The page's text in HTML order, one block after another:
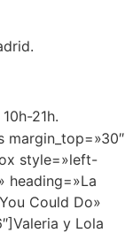
21h.
margin_top=»30″
style=»left-
heading=»La
Could Do»
y Lola